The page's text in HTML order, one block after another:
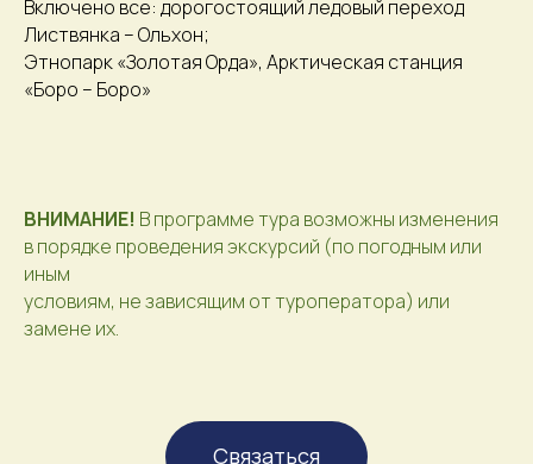
Включено все: дорогостоящий ледовый переход
Листвянка – Ольхон;
Этнопарк «Золотая Орда», Арктическая станция
«Боро – Боро»
ВНИМАНИЕ! В программе тура возможны изменения
в порядке проведения экскурсий (по погодным или
иным
условиям, не зависящим от туроператора) или
замене их.
Связаться